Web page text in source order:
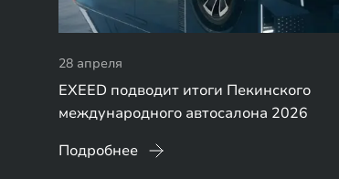
28 апреля
EXEED подводит итоги Пекинского
международного автосалона 2026
Подробнее